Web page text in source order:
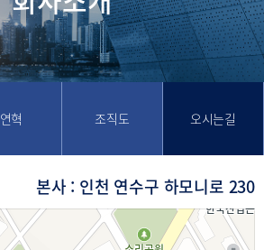
연혁 조직도 오시는길
본사 : 인천 연수구 하모니로 230